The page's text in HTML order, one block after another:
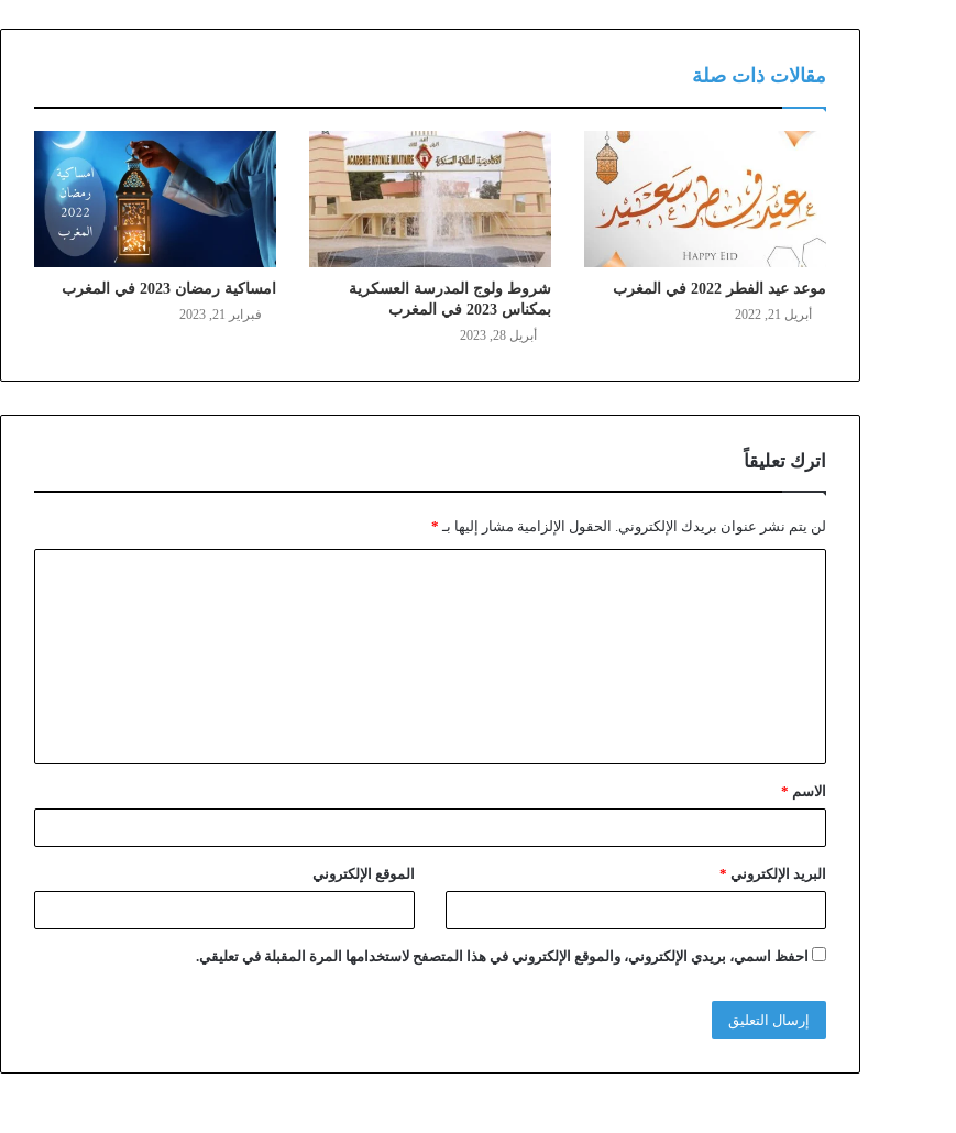
مقالات ذات صلة
موعد عيد الفطر 2022 في المغرب
أبريل 21, 2022
شروط ولوج المدرسة العسكرية
بمكناس 2023 في المغرب
أبريل 28, 2023
امساكية رمضان 2023 في المغرب
فبراير 21, 2023
اترك تعليقاً
لن يتم نشر عنوان بريدك الإلكتروني. الحقول الإلزامية مشار إليها بـ *
الاسم *
البريد الإلكتروني * الموقع الإلكتروني
احفظ اسمي، بريدي الإلكتروني، والموقع الإلكتروني في هذا المتصفح لاستخدامها المرة المقبلة في تعليقي.